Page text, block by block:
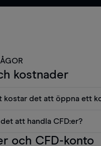
kostnader
kostar det att öppna ett
verktyg som diagram,
att handla CFD:er?
kostnader att tänka på när
och CFD-konto